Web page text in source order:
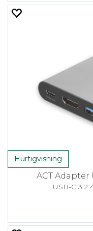
Hurtigvisning
ACT Adapter
USB-C 3.2